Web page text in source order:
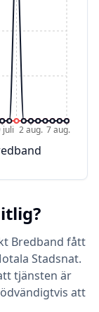
juli 2 aug. 7 aug.
Bredband fått
Stadsnat.
tjänsten är
att